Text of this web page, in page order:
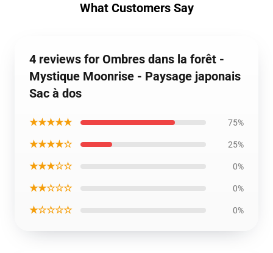
What Customers Say
4 reviews for Ombres dans la forêt -
Mystique Moonrise - Paysage japonais
Sac à dos
★★★★★ 75%
★★★★☆ 25%
★★★☆☆ 0%
★★☆☆☆ 0%
★☆☆☆☆ 0%